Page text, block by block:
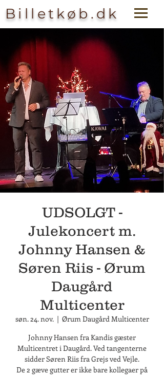
Billetkøb.dk
UDSOLGT -
Julekoncert m.
Johnny Hansen &
Søren Riis - Ørum
Daugård
Multicenter
søn. 24. nov.
  |
Ørum Daugård Multicenter
Johnny Hansen fra Kandis gæster
Multicentret i Daugård. Ved tangenterne
sidder Søren Riis fra Grejs ved Vejle.
De 2 gæve gutter er ikke bare kollegaer på